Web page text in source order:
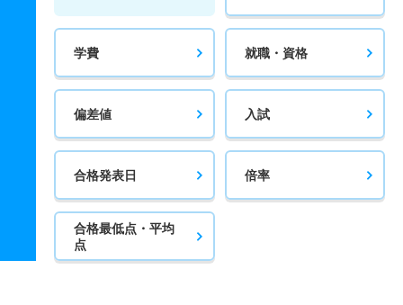
学費 就職・資格
偏差値 入試
合格発表日 倍率
合格最低点・平均
点